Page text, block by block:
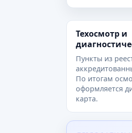
Техосмотр и
Пункты из
По итогам
оформляется
карта.